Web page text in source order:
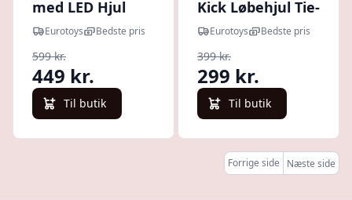
med LED Hjul
Eurotoys Bedste pris
599 kr.
449 kr.
Til butik
Kick Løbehjul Tie-
DyeEurotoys Bedste pris
399 kr.
299 kr.
Til butik
Forrige side Næste side